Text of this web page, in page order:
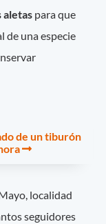
aletas para que
de una especie
de un tiburón
localidad
seguidores